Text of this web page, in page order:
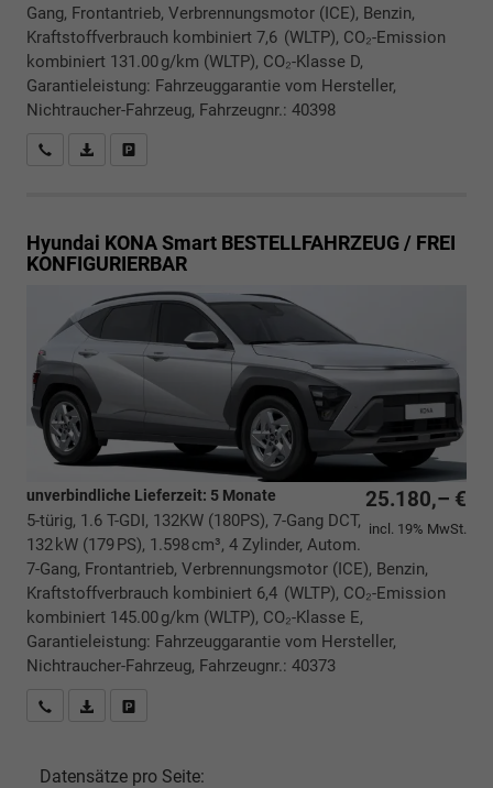
Gang, Frontantrieb, Verbrennungsmotor (ICE), Benzin,
Kraftstoffverbrauch kombiniert 7,6 (WLTP), CO₂-Emission
kombiniert 131.00 g/km (WLTP), CO₂-Klasse D,
Garantieleistung: Fahrzeuggarantie vom Hersteller,
Nichtraucher-Fahrzeug, Fahrzeugnr.: 40398
Rückrufbitte absenden
PDF-Datei, Fahrzeugexposé drucken
Hyundai KONASmart BESTELLFAHRZEUG / FREI
KONFIGURIERBAR
25.180,– €
incl. 19% MwSt.
unverbindliche Lieferzeit: 5 Monate
5-türig, 1.6 T-GDI, 132KW (180PS), 7-Gang DCT,
132 kW (179 PS), 1.598 cm³, 4 Zylinder, Autom.
7-Gang, Frontantrieb, Verbrennungsmotor (ICE), Benzin,
Kraftstoffverbrauch kombiniert 6,4 (WLTP), CO₂-Emission
kombiniert 145.00 g/km (WLTP), CO₂-Klasse E,
Garantieleistung: Fahrzeuggarantie vom Hersteller,
Nichtraucher-Fahrzeug, Fahrzeugnr.: 40373
Rückrufbitte absenden
PDF-Datei, Fahrzeugexposé drucken
Datensätze pro Seite: